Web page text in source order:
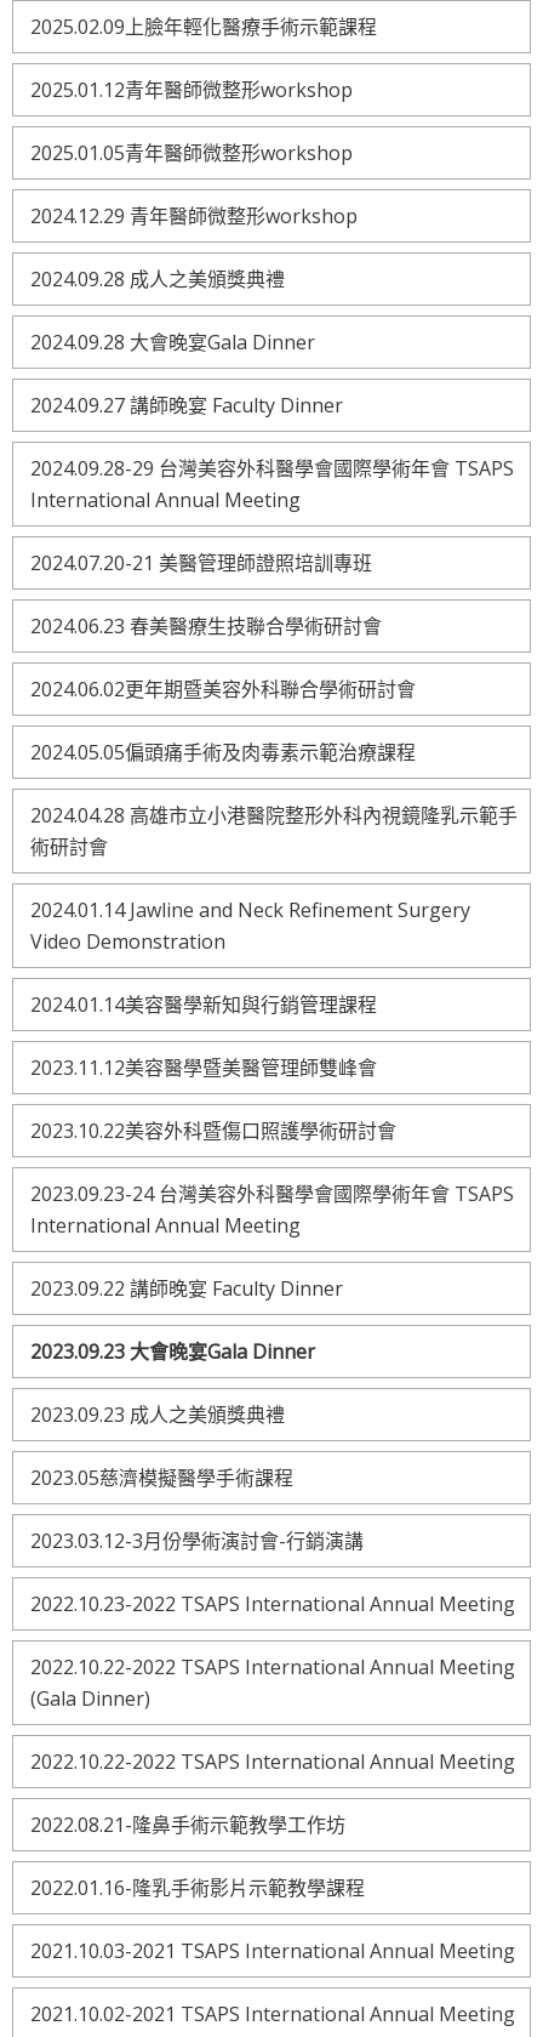
2025.02.09上臉年輕化醫療手術示範課程
2025.01.12青年醫師微整形workshop
2025.01.05青年醫師微整形workshop
2024.12.29 青年醫師微整形workshop
2024.09.28 成人之美頒獎典禮
2024.09.28 大會晚宴Gala Dinner
2024.09.27 講師晚宴 Faculty Dinner
2024.09.28-29 台灣美容外科醫學會國際學術年會 TSAPS
International Annual Meeting
2024.07.20-21 美醫管理師證照培訓專班
2024.06.23 春美醫療生技聯合學術研討會
2024.06.02更年期暨美容外科聯合學術研討會
2024.05.05偏頭痛手術及肉毒素示範治療課程
2024.04.28 高雄市立小港醫院整形外科內視鏡隆乳示範手
術研討會
2024.01.14 Jawline and Neck Refinement Surgery
Video Demonstration
2024.01.14美容醫學新知與行銷管理課程
2023.11.12美容醫學暨美醫管理師雙峰會
2023.10.22美容外科暨傷口照護學術研討會
2023.09.23-24 台灣美容外科醫學會國際學術年會 TSAPS
International Annual Meeting
2023.09.22 講師晚宴 Faculty Dinner
2023.09.23 大會晚宴Gala Dinner
2023.09.23 成人之美頒獎典禮
2023.05慈濟模擬醫學手術課程
2023.03.12-3月份學術演討會-行銷演講
2022.10.23-2022 TSAPS International Annual Meeting
2022.10.22-2022 TSAPS International Annual Meeting
(Gala Dinner)
2022.10.22-2022 TSAPS International Annual Meeting
2022.08.21-隆鼻手術示範教學工作坊
2022.01.16-隆乳手術影片示範教學課程
2021.10.03-2021 TSAPS International Annual Meeting
2021.10.02-2021 TSAPS International Annual Meeting